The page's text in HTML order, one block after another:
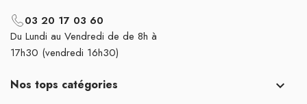
03 20 17 03 60
Du Lundi au Vendredi de de 8h à
17h30 (vendredi 16h30)
Nos tops catégories 